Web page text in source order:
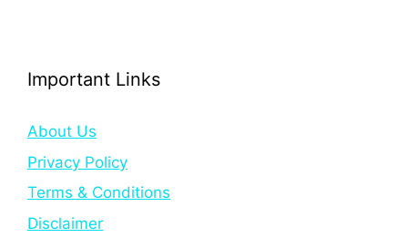
Important Links
About Us
Privacy Policy
Terms & Conditions
Disclaimer